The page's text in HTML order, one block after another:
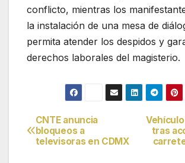
conflicto, mientras los
la instalación de una mesa de
permita atender los despidos y
derechos laborales del magisterio.
Navegación
de
tras
CNTE anuncia
bloqueos a
televisoras en CDMX